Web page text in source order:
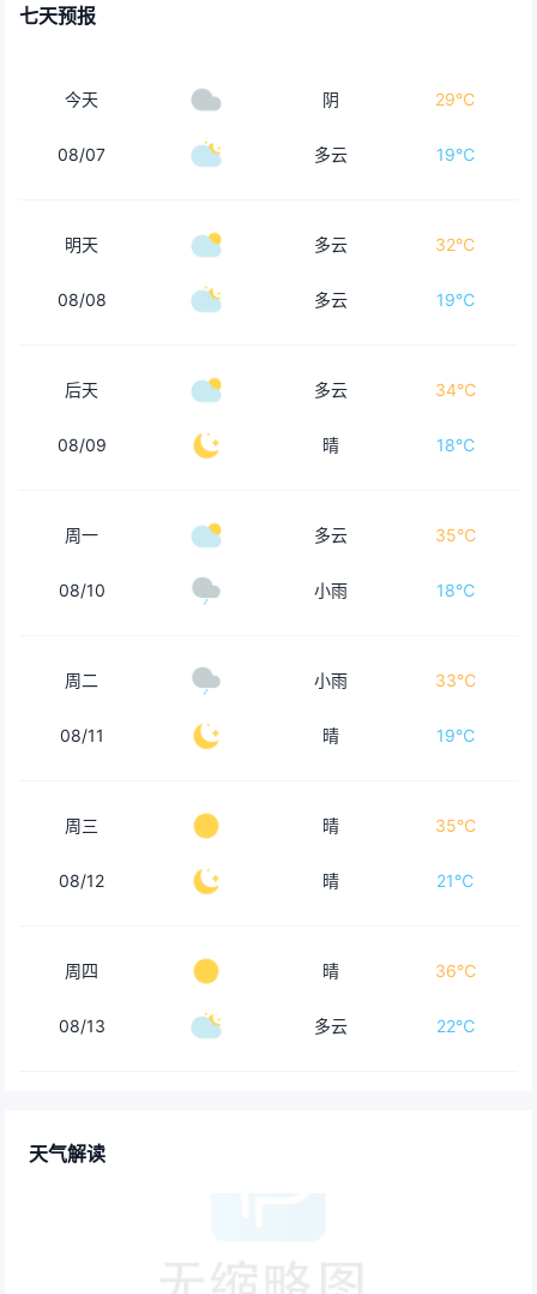
七天预报
今天 阴 29℃
08/07 多云 19℃
明天 多云 32℃
08/08 多云 19℃
后天 多云 34℃
08/09 晴 18℃
周一 多云 35℃
08/10 小雨 18℃
周二 小雨 33℃
08/11 晴 19℃
周三 晴 35℃
08/12 晴 21℃
周四 晴 36℃
08/13 多云 22℃
天气解读